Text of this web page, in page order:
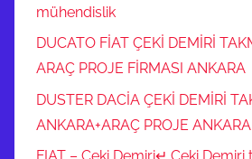
mühendislik
DUCATO FİAT ÇEKİ DEMİRİ
ARAÇ PROJE FİRMASI ANKARA
DUSTER DACİA ÇEKİ DEMİRİ
ANKARA+ARAÇ PROJE ANKARA